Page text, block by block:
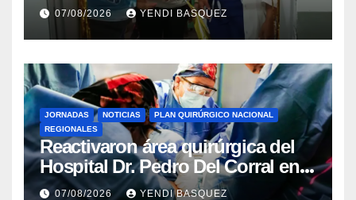
del Aeropuerto ​Inauguraron
Rincón
07/08/2026 YENDI BASQUEZ
JORNADAS NOTICIAS
PLAN QUIRÚRGICO NACIONAL
REGIONALES
Reactivaron área quirúrgica del
Hospital Dr. Pedro Del Corral en
Guárico
07/08/2026 YENDI BASQUEZ